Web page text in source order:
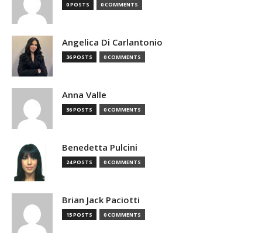
0 POSTS 0 COMMENTS
Angelica Di Carlantonio
36 POSTS 0 COMMENTS
Anna Valle
36 POSTS 0 COMMENTS
Benedetta Pulcini
24 POSTS 0 COMMENTS
Brian Jack Paciotti
15 POSTS 0 COMMENTS